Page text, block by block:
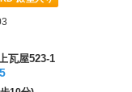
星のうち4
瓦屋523-1